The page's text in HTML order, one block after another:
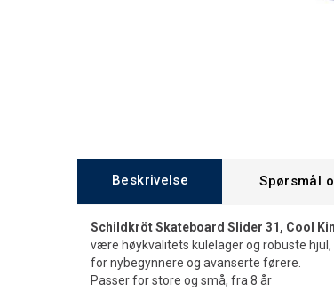
Beskrivelse Spørsmål
Schildkröt Skateboard Slider 31, Cool
være høykvalitets kulelager og robuste
for nybegynnere og avanserte førere.
Passer for store og små, fra 8 år